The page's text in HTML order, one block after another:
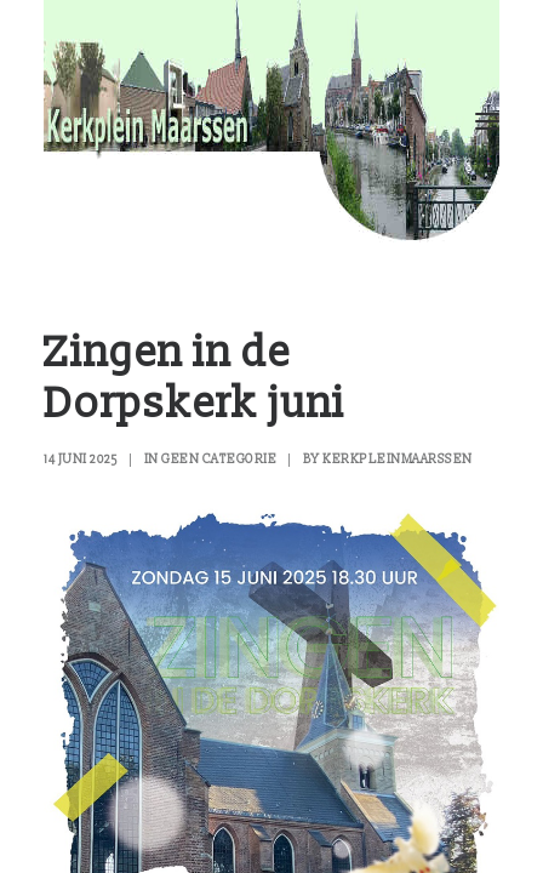
RvKM
Gemeenschappen
Kerkbladen
Zingen in de
Dorpskerk juni
14 JUNI 2025 IN GEEN CATEGORIE BYKERKPLEINMAARSSEN